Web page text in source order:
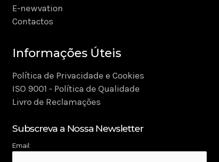
E-newvation
Contactos
Informações Úteis
Política de Privacidade e Cookies
ISO 9001 - Política de Qualidade
Livro de Reclamações
Subscreva a Nossa Newsletter
Email: